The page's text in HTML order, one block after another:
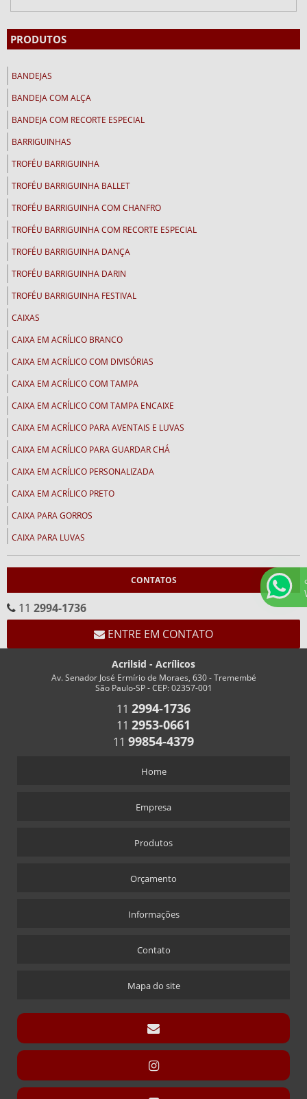
PRODUTOS
BANDEJAS
BANDEJA COM ALÇA
BANDEJA COM RECORTE ESPECIAL
BARRIGUINHAS
TROFÉU BARRIGUINHA
TROFÉU BARRIGUINHA BALLET
TROFÉU BARRIGUINHA COM CHANFRO
TROFÉU BARRIGUINHA COM RECORTE ESPECIAL
TROFÉU BARRIGUINHA DANÇA
TROFÉU BARRIGUINHA DARIN
TROFÉU BARRIGUINHA FESTIVAL
CAIXAS
CAIXA EM ACRÍLICO BRANCO
CAIXA EM ACRÍLICO COM DIVISÓRIAS
CAIXA EM ACRÍLICO COM TAMPA
CAIXA EM ACRÍLICO COM TAMPA ENCAIXE
CAIXA EM ACRÍLICO PARA AVENTAIS E LUVAS
CAIXA EM ACRÍLICO PARA GUARDAR CHÁ
CAIXA EM ACRÍLICO PERSONALIZADA
CAIXA EM ACRÍLICO PRETO
CAIXA PARA GORROS
CAIXA PARA LUVAS
CALENDÁRIOS
CALENDÁRIO EM ACRÍLICO FORMATO “V”
CHAVEIROS
CHAVEIRO COM IMPRESSÃO
CHAVEIRO PERSONALIZADO
CHAVEIROS COM TRILHO PARA NÚMEROS
ALFINETE QUE ACOMPANHA CRACHÁ
CÚPULA COM BASE FIXA
CÚPULA EM ACRÍLICO
DISPLAY PARA CARTÃO EXPOSITOR
CONTATOS
11 2994-1736
ENTRE EM CONTATO
Acrilsid - Acrílicos
Av. Senador José Ermírio de Moraes, 630 - Tremembé
São Paulo-SP - CEP: 02357-001
11 2994-1736
11 2953-0661
11 99854-4379
Home
Empresa
Produtos
Orçamento
Informações
Contato
Mapa do site